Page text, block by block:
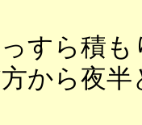
すら積
から夜